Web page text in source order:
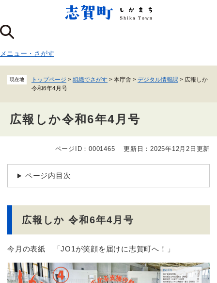
ジ
の
頭
で
メニューを飛ばして本文へ
メニュー ・ さがす
現在地 トップページ > 組織でさがす > 本庁舎 > デジタル情報課 > 広報しか
令和6年4月号
広報しか令和6年4月号
文
ページID：0001465 更新日：2025年12月2日更新
ページ内目次
広報しか 令和6年4月号
今月の表紙 「JO1が笑顔を届けに志賀町へ！」